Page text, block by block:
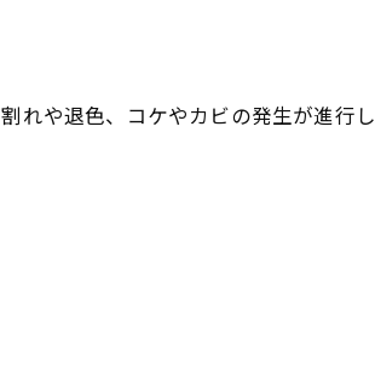
れや退色、コケやカビの発生が進行